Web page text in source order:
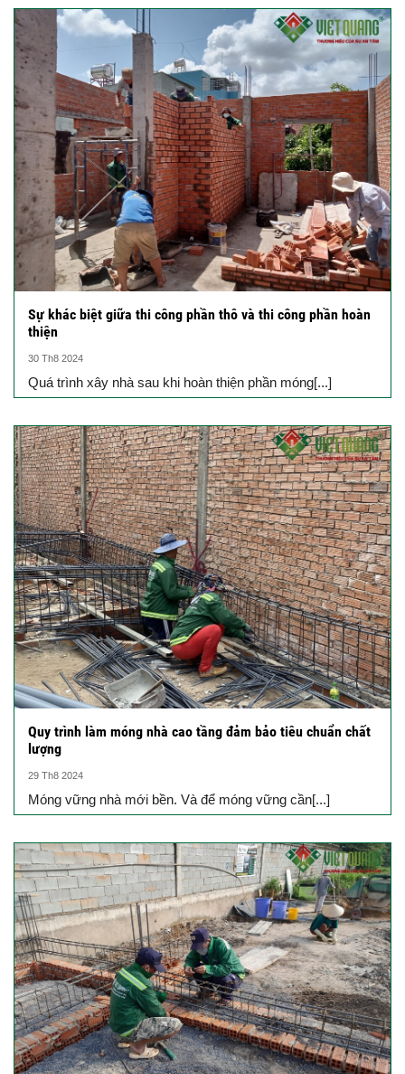
Sự khác biệt giữa thi công phần thô và thi công phần hoàn
thiện
30 Th8 2024
Quá trình xây nhà sau khi hoàn thiện phần móng[...]
Quy trình làm móng nhà cao tầng đảm bảo tiêu chuẩn chất
lượng
29 Th8 2024
Móng vững nhà mới bền. Và để móng vững cần[...]